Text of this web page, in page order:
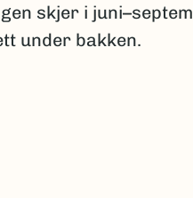
skjer i
under bakken.